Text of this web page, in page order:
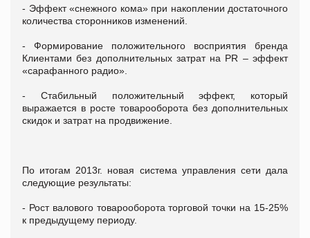
- Эффект «снежного кома» при накоплении достаточного
количества сторонников изменений.
- Формирование положительного восприятия бренда
Клиентами без дополнительных затрат на PR – эффект
«сарафанного радио».
- Стабильный положительный эффект, который
выражается в росте товарооборота без дополнительных
скидок и затрат на продвижение.
По итогам 2013г. новая система управления сети дала
следующие результаты:
- Рост валового товарооборота торговой точки на 15-25%
к предыдущему периоду.